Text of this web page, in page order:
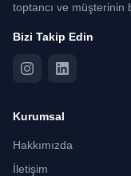
toptancı ve müşterinin
Bizi Takip Edin
Kurumsal
Hakkımızda
İletişim